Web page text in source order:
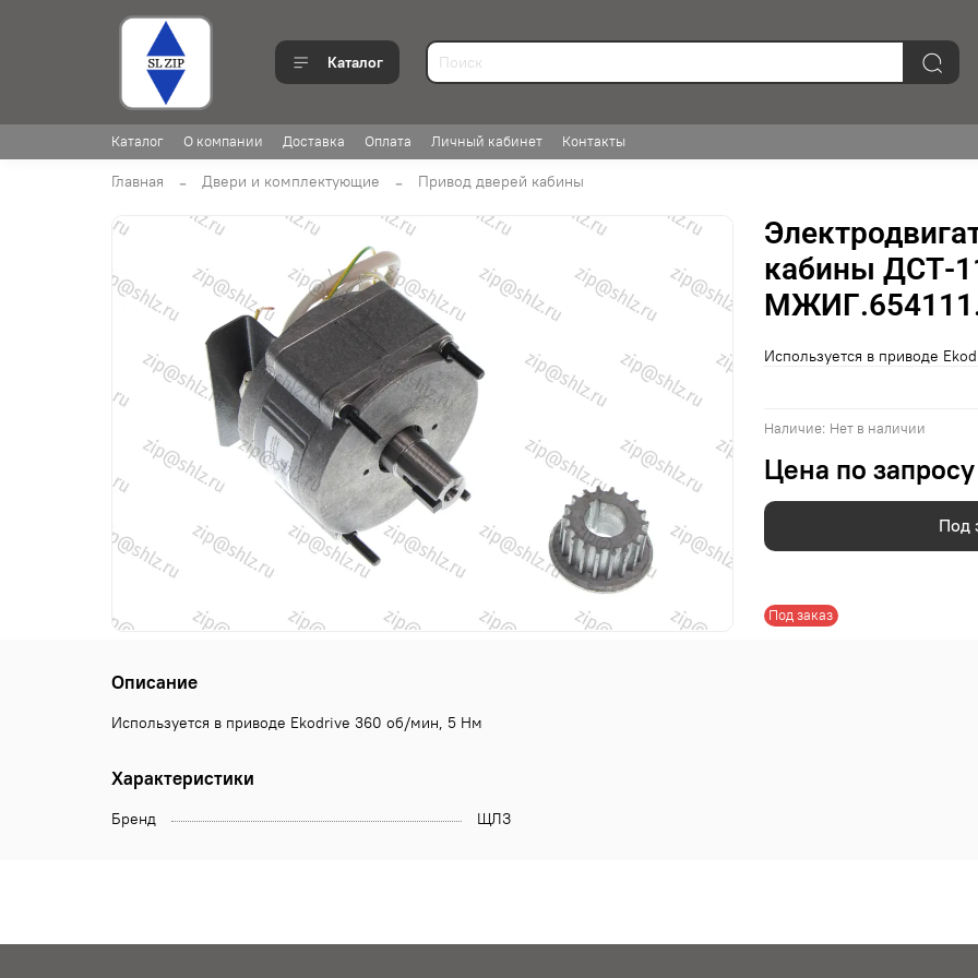
Каталог
Каталог О компании Доставка Оплата Личный кабинет Контакты
Главная Двери и комплектующие Привод дверей кабины
Наличие: Нет в наличии
Под заказ
кабины ДСТ-
Цена по запросу
Под
Используется в приводе
Описание
Используется в приводе Ekodrive 360 об/мин, 5 Нм
Характеристики
Бренд ЩЛЗ